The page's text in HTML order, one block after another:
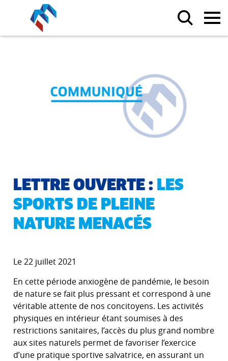
LETTRE OUVERTE : LES
SPORTS DE PLEINE
NATURE MENACÉS
Le 22 juillet 2021
En cette période anxiogène de pandémie, le besoin
de nature se fait plus pressant et correspond à une
véritable attente de nos concitoyens. Les activités
physiques en intérieur étant soumises à des
restrictions sanitaires, l’accès du plus grand nombre
aux sites naturels permet de favoriser l’exercice
d’une pratique sportive salvatrice, en assurant un